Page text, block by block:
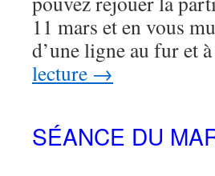
11 mars et en vous
d’une ligne au fur et
lecture →
SÉANCE DU